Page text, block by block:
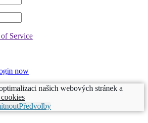
Service
now
našich webových stránek a
Předvolby